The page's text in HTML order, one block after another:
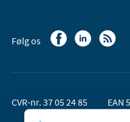
Følg os
CVR-nr. 37 05 24 85 EAN